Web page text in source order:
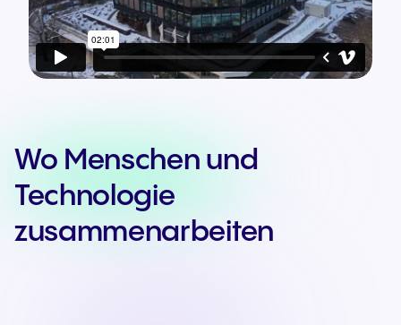
Wo Menschen und
Technologie
zusammenarbeiten